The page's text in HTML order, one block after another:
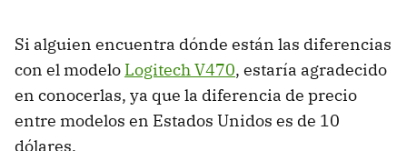
Si alguien encuentra dónde están las diferencias
con el modelo Logitech V470, estaría agradecido
en conocerlas, ya que la diferencia de precio
entre modelos en Estados Unidos es de 10
dólares.